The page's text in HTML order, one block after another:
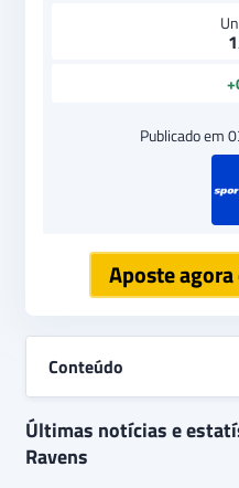
Publicado em
Aposte
Conteúdo
Últimas notícias e
Ravens